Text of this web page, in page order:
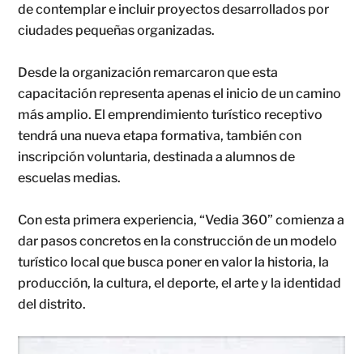
de contemplar e incluir proyectos desarrollados por
ciudades pequeñas organizadas.
Desde la organización remarcaron que esta
capacitación representa apenas el inicio de un camino
más amplio. El emprendimiento turístico receptivo
tendrá una nueva etapa formativa, también con
inscripción voluntaria, destinada a alumnos de
escuelas medias.
Con esta primera experiencia, “Vedia 360” comienza a
dar pasos concretos en la construcción de un modelo
turístico local que busca poner en valor la historia, la
producción, la cultura, el deporte, el arte y la identidad
del distrito.